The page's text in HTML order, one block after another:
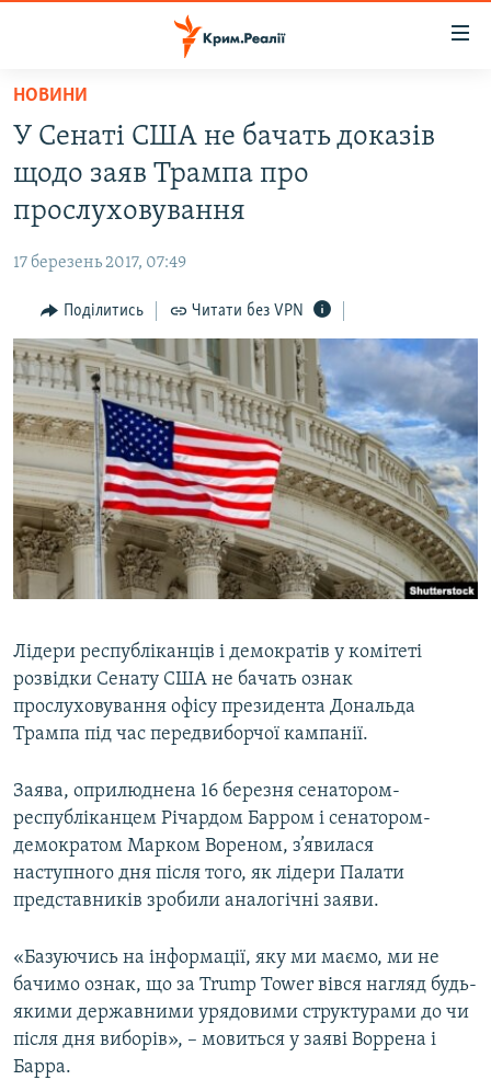
Перейти
основного
матеріалу
до
основної
навігації
Перейти
до
пошуку
БЛОГИ
ПОГЛЯД
ІНТЕРВ'Ю
ВСЕ ЗА ДЕНЬ
СПЕЦПРОЕКТИ
ДЕПОРТАЦІЯ
ВІДЕОУРОКИ «ELIFBE»
СВІДЧЕННЯ ОКУПАЦІЇ
УКРАЇНСЬКА ПРОБЛЕМА КРИМУ
ЯК ОБІЙТИ БЛОКУВАННЯ
Русский
Qırımtatar
Усі сайти RFE/RL
НОВИНИ
У Сенаті США не бачать доказів
щодо заяв Трампа про
прослуховування
17 березень 2017, 07:49
Поділитись Читати без VPN
Лідери республіканців і демократів у комітеті
розвідки Сенату США не бачать ознак
прослуховування офісу президента Дональда
Трампа під час передвиборчої кампанії.
Заява, оприлюднена 16 березня сенатором-
республіканцем Річардом Барром і сенатором-
демократом Марком Вореном, з’явилася
наступного дня після того, як лідери Палати
представників зробили аналогічні заяви.
«Базуючись на інформації, яку ми маємо, ми не
бачимо ознак, що за Trump Tower вівся нагляд будь-
якими державними урядовими структурами до чи
після дня виборів», – мовиться у заяві Воррена і
Барра.